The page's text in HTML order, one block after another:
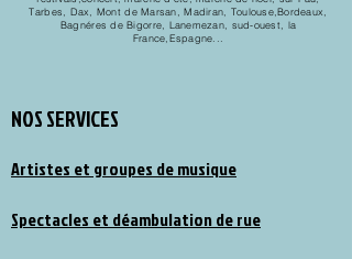
Tarbes, Dax, Mont de Marsan, Madiran, Toulouse,Bordeaux,
Bagnéres de Bigorre, Lanemezan, sud-ouest, la
France,Espagne...
NOS SERVICES
Artistes et groupes de musique
Spectacles et déambulation de rue